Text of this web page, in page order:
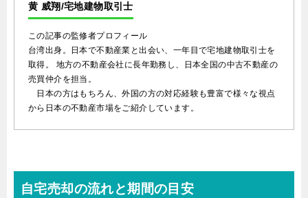
黄 威翔/宅地建物取引士
この記事の監修者プロフィール
台湾出身。日本で不動産業と出会い、一年目で宅地建物取引士を
取得。 地方の不動産会社に長年勤務し、日本全国の中古不動産の
売買仲介を担当。
日本の方はもちろん、外国の方の対応経験も豊富で様々な視点
から日本の不動産市場をご紹介しています。
自宅売却の流れと期間の目安